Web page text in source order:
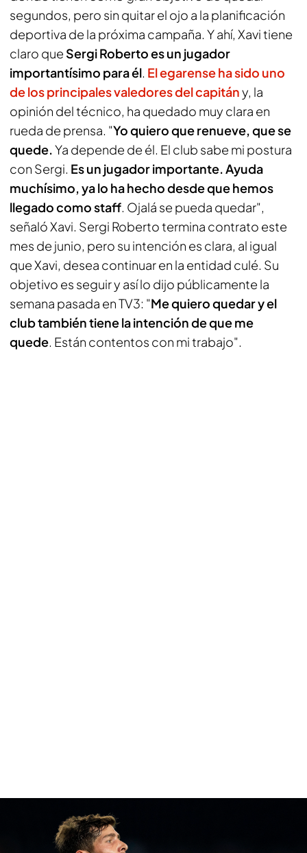
segundos, pero sin quitar el ojo a la planificación
deportiva de la próxima campaña. Y ahí, Xavi tiene
claro que Sergi Roberto es un jugador
importantísimo para él. El egarense ha sido uno
de los principales valedores del capitány, la
opinión del técnico, ha quedado muy clara en
rueda de prensa. "Yo quiero que renueve, que se
quede.Ya depende de él. El club sabe mi postura
con Sergi. Es un jugador importante. Ayuda
muchísimo, ya lo ha hecho desde que hemos
llegado comostaff. Ojalá se pueda quedar",
señaló Xavi. Sergi Roberto termina contrato este
mes de junio, pero su intención es clara, al igual
que Xavi, desea continuar en la entidad culé. Su
objetivo es seguir y así lo dijo públicamente la
semana pasada enTV3: "Me quiero quedar y el
club también tiene la intención de que me
quede. Están contentos con mi trabajo".